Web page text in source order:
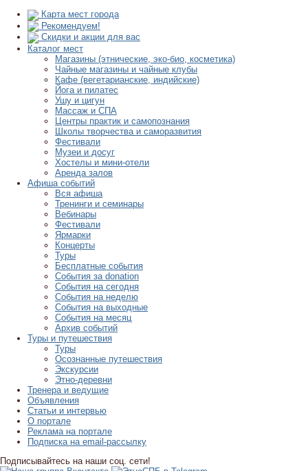
Карта мест города
Рекомендуем!
Скидки и акции для вас
Каталог мест
Магазины (этнические, эко-био, косметика)
Чайные магазины и чайные клубы
Кафе (вегетарианские, индийские)
Йога и пилатес
Ушу и цигун
Массаж и СПА
Центры практик и самопознания
Школы творчества и саморазвития
Фестивали
Музеи и досуг
Хостелы и мини-отели
Аренда залов
Афиша событий
Вся афиша
Тренинги и семинары
Вебинары
Фестивали
Ярмарки
Концерты
Туры
Бесплатные события
События за donation
События на сегодня
События на неделю
События на выходные
События на месяц
Архив событий
Туры и путешествия
Туры
Осознанные путешествия
Экскурсии
Этно-деревни
Тренера и ведущие
Объявления
Статьи и интервью
О портале
Реклама на портале
Подписка на email-рассылку
Подписывайтесь на наши соц. сети!